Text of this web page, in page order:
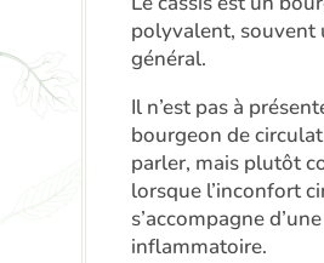
polyvalent, souvent
général.
Il n’est pas à
bourgeon de
parler, mais plutôt
lorsque l’inconfort
s’accompagne
inflammatoire.